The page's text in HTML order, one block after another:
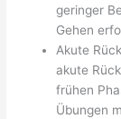
geringer
Gehen
Akute
akute
frühen
Übungen